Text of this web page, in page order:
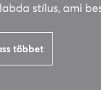
stílus, ami
többet